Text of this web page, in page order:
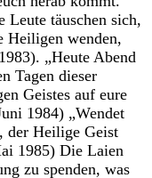
Leute täuschen sich,
Heiligen wenden,
„Heute Abend
Tagen dieser
Geistes auf eure
1984) „Wendet
der Heilige Geist
1985) Die Laien
zu spenden, was